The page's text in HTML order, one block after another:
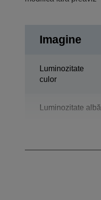
Imagine
Luminozitate
culor
Luminozitate albă